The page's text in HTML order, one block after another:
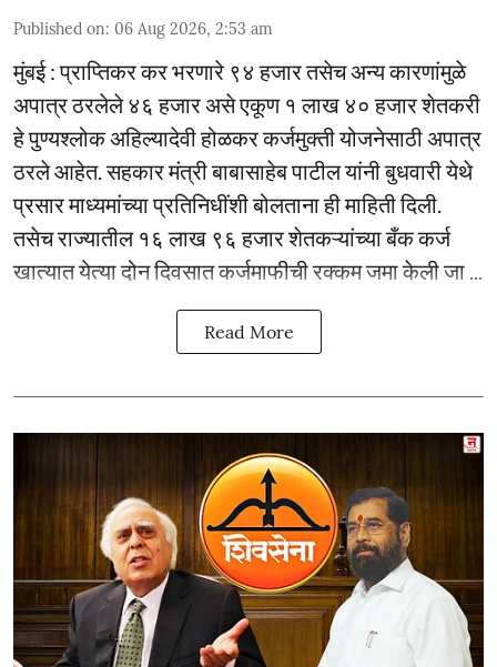
Published on: 06 Aug 2026, 2:53 am
मुंबई : प्राप्तिकर कर भरणारे ९४ हजार तसेच अन्य कारणांमुळे
अपात्र ठरलेले ४६ हजार असे एकूण १ लाख ४० हजार शेतकरी
हे पुण्यश्लोक अहिल्यादेवी होळकर कर्जमुक्ती योजनेसाठी अपात्र
ठरले आहेत. सहकार मंत्री बाबासाहेब पाटील यांनी बुधवारी येथे
प्रसार माध्यमांच्या प्रतिनिधींशी बोलताना ही माहिती दिली.
तसेच राज्यातील १६ लाख ९६ हजार शेतकऱ्यांच्या बँक कर्ज
खात्यात येत्या दोन दिवसात कर्जमाफीची रक्कम जमा केली जा ...
Read More